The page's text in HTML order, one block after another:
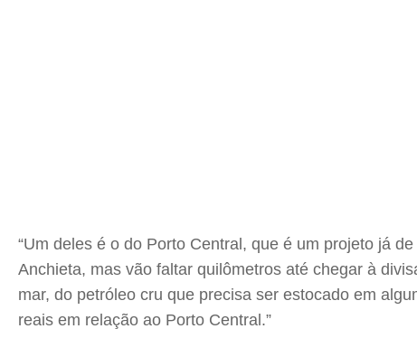
“Um deles é o do Porto Central, que é um projeto já
Anchieta, mas vão faltar quilômetros até chegar à
mar, do petróleo cru que precisa ser estocado em
reais em relação ao Porto Central.”